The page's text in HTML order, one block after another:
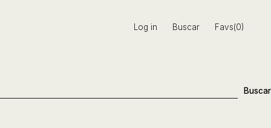
Log in Buscar Favs(0)
Buscar